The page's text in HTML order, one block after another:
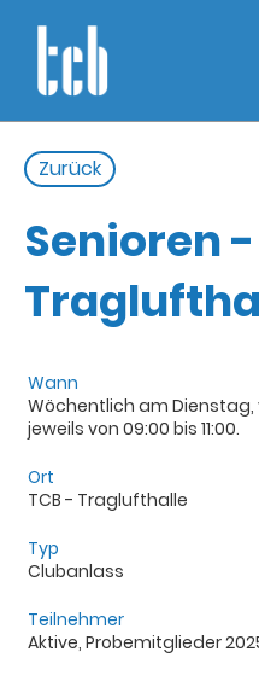
Zurück
Senioren -
Wann
Wöchentlich am Dienstag,
jeweils von 09:00 bis 11:00.
Ort
TCB - Traglufthalle
Typ
Clubanlass
Teilnehmer
Aktive, Probemitglieder